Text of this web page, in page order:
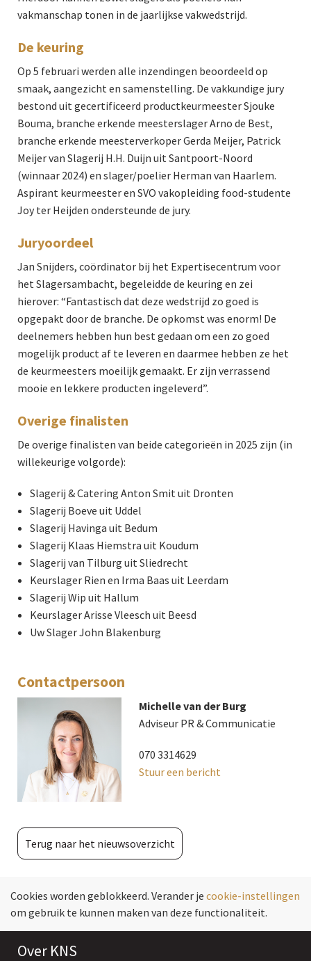
vakmanschap tonen in de jaarlijkse vakwedstrijd.
De keuring
Op 5 februari werden alle inzendingen beoordeeld op
smaak, aangezicht en samenstelling. De vakkundige jury
bestond uit gecertificeerd productkeurmeester Sjouke
Bouma, branche erkende meesterslager Arno de Best,
branche erkende meesterverkoper Gerda Meijer, Patrick
Meijer van Slagerij H.H. Duijn uit Santpoort-Noord
(winnaar 2024) en slager/poelier Herman van Haarlem.
Aspirant keurmeester en SVO vakopleiding food-studente
Joy ter Heijden ondersteunde de jury.
Juryoordeel
Jan Snijders, coördinator bij het Expertisecentrum voor
het Slagersambacht, begeleidde de keuring en zei
hierover: “Fantastisch dat deze wedstrijd zo goed is
opgepakt door de branche. De opkomst was enorm! De
deelnemers hebben hun best gedaan om een zo goed
mogelijk product af te leveren en daarmee hebben ze het
de keurmeesters moeilijk gemaakt. Er zijn verrassend
mooie en lekkere producten ingeleverd”.
Overige finalisten
De overige finalisten van beide categorieën in 2025 zijn (in
willekeurige volgorde):
Slagerij & Catering Anton Smit uit Dronten
Slagerij Boeve uit Uddel
Slagerij Havinga uit Bedum
Slagerij Klaas Hiemstra uit Koudum
Slagerij van Tilburg uit Sliedrecht
Keurslager Rien en Irma Baas uit Leerdam
Slagerij Wip uit Hallum
Keurslager Arisse Vleesch uit Beesd
Uw Slager John Blakenburg
Contactpersoon
Michelle van der Burg
Adviseur PR & Communicatie
070 3314629
Stuur een bericht
Terug naar het nieuwsoverzicht
Cookies worden geblokkeerd. Verander je cookie-instellingen
om gebruik te kunnen maken van deze functionaliteit.
Over KNS